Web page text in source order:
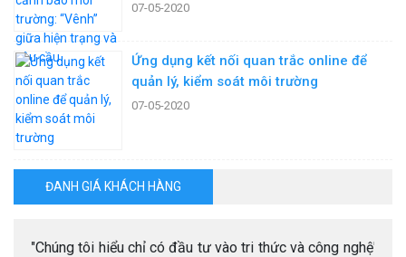
07-05-2020
Ứng dụng kết nối quan trắc online để
quản lý, kiểm soát môi trường
07-05-2020
ĐANH GIÁ KHÁCH HÀNG
"Chúng tôi hiểu chỉ có đầu tư vào tri thức và công nghệ"Tôi